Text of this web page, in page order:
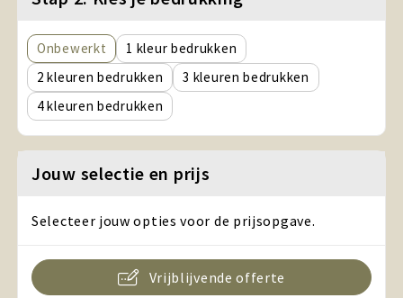
Onbewerkt
1
2
3
4
Jouw selectie en prijs
Selecteer jouw opties voor de prijsopgave.
Vrijblijvende offerte